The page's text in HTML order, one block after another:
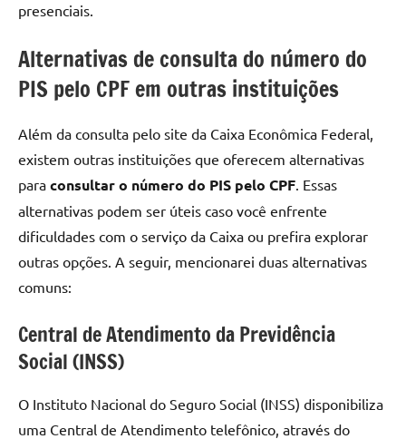
presenciais.
Alternativas de consulta do número do
PIS pelo CPF em outras instituições
Além da consulta pelo site da Caixa Econômica Federal,
existem outras instituições que oferecem alternativas
para consultar o número do PIS pelo CPF. Essas
alternativas podem ser úteis caso você enfrente
dificuldades com o serviço da Caixa ou prefira explorar
outras opções. A seguir, mencionarei duas alternativas
comuns:
Central de Atendimento da Previdência
Social (INSS)
O Instituto Nacional do Seguro Social (INSS) disponibiliza
uma Central de Atendimento telefônico, através do